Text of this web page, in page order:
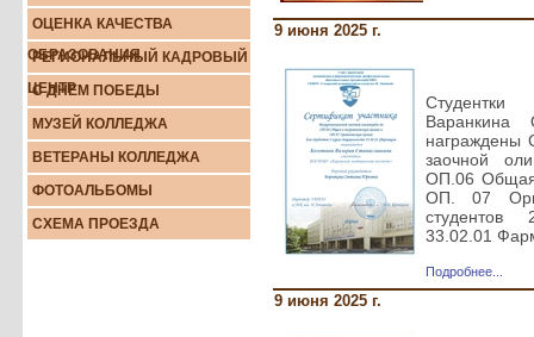
ОЦЕНКА КАЧЕСТВА
ОБРАЗОВАНИЯ
РЕГИОНАЛЬНЫЙ КАДРОВЫЙ
ЦЕНТР
С ДНЕМ ПОБЕДЫ
МУЗЕЙ КОЛЛЕДЖА
ВЕТЕРАНЫ КОЛЛЕДЖА
ФОТОАЛЬБОМЫ
СХЕМА ПРОЕЗДА
9 июня 2025 г.
Варанкина
награждены
заочной
ОП.06 Общая
ОП. 07
студентов
33.02.01
Подробнее...
9 июня 2025 г.